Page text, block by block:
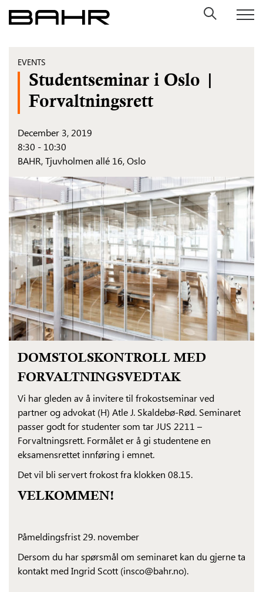
Skip
to
EVENTS
Studentseminar i Oslo |
Forvaltningsrett
December 3, 2019
8:30 - 10:30
BAHR, Tjuvholmen allé 16, Oslo
DOMSTOLSKONTROLL MED
FORVALTNINGSVEDTAK
Vi har gleden av å invitere til frokostseminar ved
partner og advokat (H) Atle J. Skaldebø-Rød. Seminaret
passer godt for studenter som tar JUS 2211 –
Forvaltningsrett. Formålet er å gi studentene en
eksamensrettet innføring i emnet.
Det vil bli servert frokost fra klokken 08.15.
VELKOMMEN!
Påmeldingsfrist 29. november
Dersom du har spørsmål om seminaret kan du gjerne ta
kontakt med Ingrid Scott (insco@bahr.no).